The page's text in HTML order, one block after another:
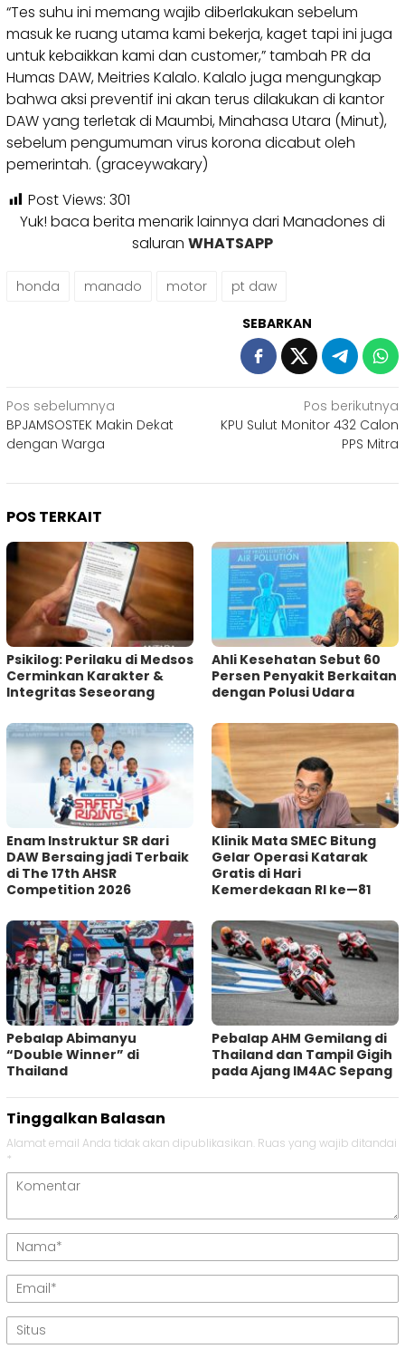
“Tes suhu ini memang wajib diberlakukan sebelum
masuk ke ruang utama kami bekerja, kaget tapi ini juga
untuk kebaikkan kami dan customer,” tambah PR da
Humas DAW, Meitries Kalalo. Kalalo juga mengungkap
bahwa aksi preventif ini akan terus dilakukan di kantor
DAW yang terletak di Maumbi, Minahasa Utara (Minut),
sebelum pengumuman virus korona dicabut oleh
pemerintah. (graceywakary)
Post Views: 301
Yuk! baca berita menarik lainnya dari Manadones di
saluran WHATSAPP
honda manado motor pt daw
SEBARKAN
Navigasi
pos
Pos sebelumnya
BPJAMSOSTEK Makin Dekat
dengan Warga
Pos berikutnya
KPU Sulut Monitor 432 Calon
PPS Mitra
POS TERKAIT
Psikilog: Perilaku di Medsos
Cerminkan Karakter &
Integritas Seseorang
Ahli Kesehatan Sebut 60
Persen Penyakit Berkaitan
dengan Polusi Udara
Enam Instruktur SR dari
DAW Bersaing jadi Terbaik
di The 17th AHSR
Competition 2026
Klinik Mata SMEC Bitung
Gelar Operasi Katarak
Gratis di Hari
Kemerdekaan RI ke—81
Pebalap Abimanyu
“Double Winner” di
Thailand
Pebalap AHM Gemilang di
Thailand dan Tampil Gigih
pada Ajang IM4AC Sepang
Tinggalkan Balasan
Alamat email Anda tidak akan dipublikasikan. Ruas yang wajib ditandai
*